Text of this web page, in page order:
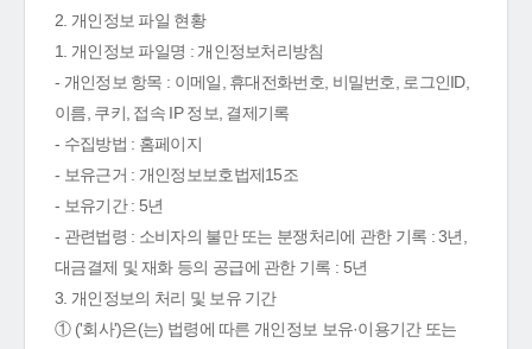
2. 개인정보 파일 현황
1. 개인정보 파일명 : 개인정보처리방침
- 개인정보 항목 : 이메일, 휴대전화번호, 비밀번호, 로그인ID,
이름, 쿠키, 접속 IP 정보, 결제기록
- 수집방법 : 홈페이지
- 보유근거 : 개인정보보호법제15조
- 보유기간 : 5년
- 관련법령 : 소비자의 불만 또는 분쟁처리에 관한 기록 : 3년,
대금결제 및 재화 등의 공급에 관한 기록 : 5년
3. 개인정보의 처리 및 보유 기간
① ('회사')은(는) 법령에 따른 개인정보 보유·이용기간 또는